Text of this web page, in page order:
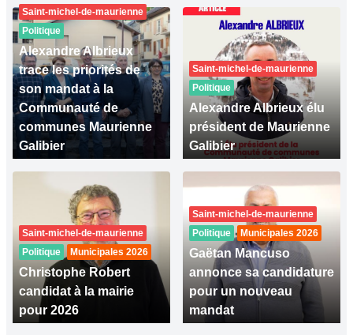
Saint-michel-de-maurienne
Politique
Alexandre Albrieux
trace les priorités de
son mandat à la
Communauté de
communes Maurienne
Galibier
Saint-michel-de-maurienne
Politique
Alexandre Albrieux élu
président de Maurienne
Galibier
Saint-michel-de-maurienne
Politique
Municipales 2026
Christophe Robert
candidat à la mairie
pour 2026
Saint-michel-de-maurienne
Politique
Municipales 2026
Gaëtan Mancuso
annonce sa candidature
pour un nouveau
mandat